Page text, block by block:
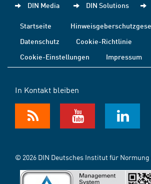
DIN Media DIN Solutions
Startseite
Datenschutz
Cookie-Richtlinie
Cookie-Einstellungen
Impressum
In Kontakt bleiben
© 2026 DIN Deutsches Institut für Normung